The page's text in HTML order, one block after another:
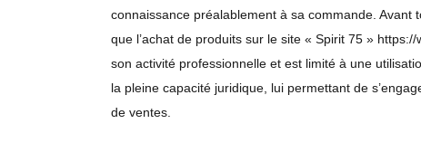
connaissance préalablement à sa commande. Avant
que l’achat de produits sur le site « Spirit 75 »
son activité professionnelle et est limité à une
la pleine capacité juridique, lui permettant de
de ventes.